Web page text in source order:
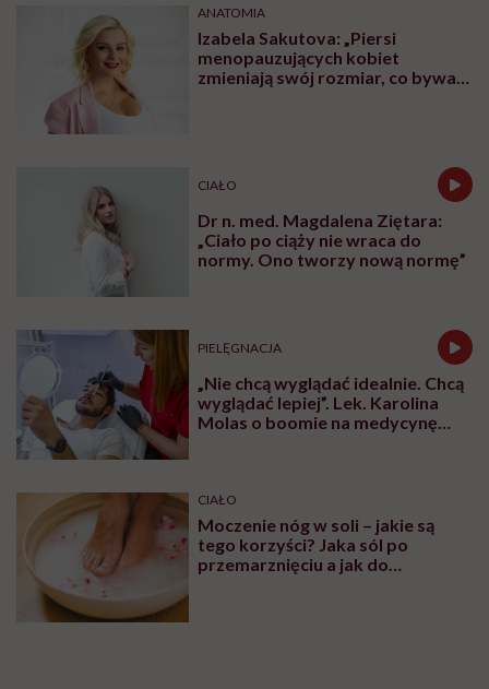
ANATOMIA
Izabela Sakutova: „Piersi
menopauzujących kobiet
zmieniają swój rozmiar, co bywa
CIAŁO
Dr n. med. Magdalena Ziętara:
„Ciało po ciąży nie wraca do
normy. Ono tworzy nową normę”
PIELĘGNACJA
„Nie chcą wyglądać idealnie. Chcą
wyglądać lepiej”. Lek. Karolina
Molas o boomie na medycynę
CIAŁO
Moczenie nóg w soli – jakie są
tego korzyści? Jaka sól po
przemarznięciu a jak do